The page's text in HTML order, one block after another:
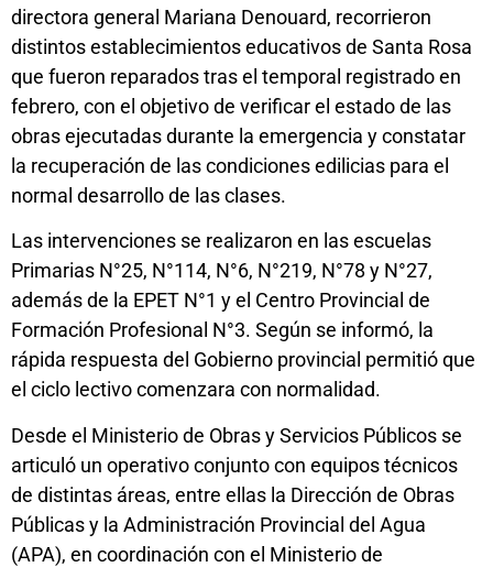
directora general Mariana Denouard, recorrieron
distintos establecimientos educativos de Santa Rosa
que fueron reparados tras el temporal registrado en
febrero, con el objetivo de verificar el estado de las
obras ejecutadas durante la emergencia y constatar
la recuperación de las condiciones edilicias para el
normal desarrollo de las clases.
Las intervenciones se realizaron en las escuelas
Primarias N°25, N°114, N°6, N°219, N°78 y N°27,
además de la EPET N°1 y el Centro Provincial de
Formación Profesional N°3. Según se informó, la
rápida respuesta del Gobierno provincial permitió que
el ciclo lectivo comenzara con normalidad.
Desde el Ministerio de Obras y Servicios Públicos se
articuló un operativo conjunto con equipos técnicos
de distintas áreas, entre ellas la Dirección de Obras
Públicas y la Administración Provincial del Agua
(APA), en coordinación con el Ministerio de